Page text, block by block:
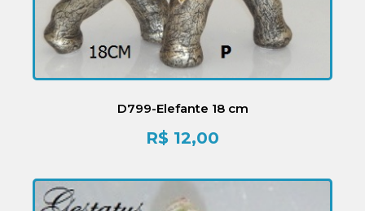
D799-Elefante 18 cm
R$ 12,00